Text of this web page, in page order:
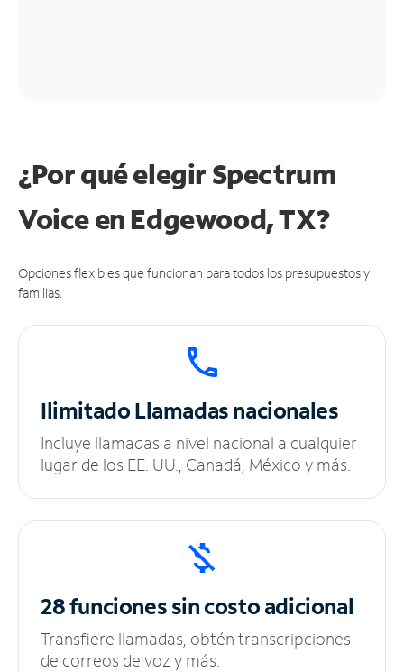
¿Por qué elegir Spectrum
Voice en Edgewood, TX?
Opciones flexibles que funcionan para todos los presupuestos y
familias.
IlimitadoLlamadas nacionales
Incluye llamadas a nivel nacional a cualquier
lugar de los EE. UU., Canadá, México y más.
28 funciones sincosto adicional
Transfiere llamadas, obtén transcripciones
de correos de voz y más.